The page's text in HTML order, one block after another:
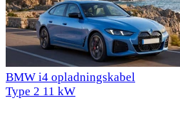
BMW i4 opladningskabel
Type 2 11 kW